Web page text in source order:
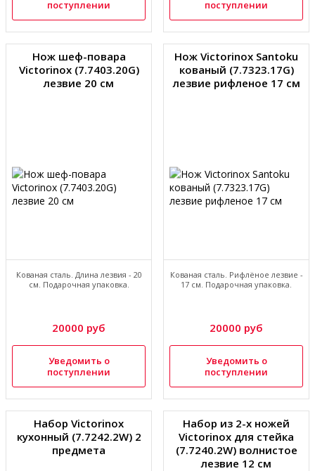
поступлении
поступлении
Нож шеф-повара
Victorinox (7.7403.20G)
лезвие 20 см
Кованая сталь. Длина лезвия - 20
см. Подарочная упаковка.
20000 руб
Уведомить о
поступлении
Нож Victorinox Santoku
кованый (7.7323.17G)
лезвие рифленое 17 см
Кованая сталь. Рифлёное лезвие -
17 см. Подарочная упаковка.
20000 руб
Уведомить о
поступлении
Набор Victorinox
кухонный (7.7242.2W) 2
предмета
Набор из 2-х ножей
Victorinox для стейка
(7.7240.2W) волнистое
лезвие 12 см